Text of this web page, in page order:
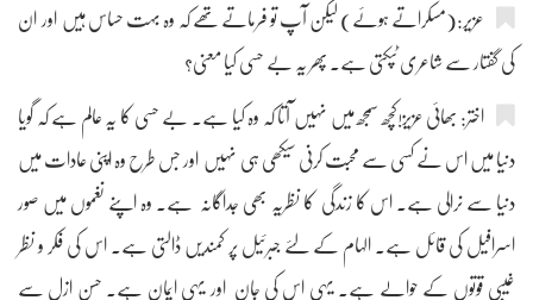
عزیر:(مسکراتے ہوئے) لیکن آپ تو فرماتے تھے کہ وہ بہت حساس ہیں اور ان
کی گفتار سے شاعری ٹپکتی ہے۔ پھر یہ بے حسی کیا معنی؟
اختر: بھائی عزیز!کچھ سمجھ میں نہیں آتا کہ وہ کیا ہے۔ بے حسی کا یہ عالم ہے کہ گویا
دنیا میں اس نے کسی سے محبت کرنی سیکھی ہی نہیں اور جس طرح وہ اپنی عادات میں
دنیا سے نرالی ہے۔ اس کا زندگی کا نظریہ بھی جداگانہ ہے۔ وہ اپنے نغموں میں صور
اسرافیل کی قائل ہے۔ الہام کے لئے جبرئیل پر کمندیں ڈالتی ہے۔ اس کی فکر و نظر
غیبی قوتوں کے حوالے ہے۔ یہی اس کی جان اور یہی ایمان ہے۔ حسن ازل سے